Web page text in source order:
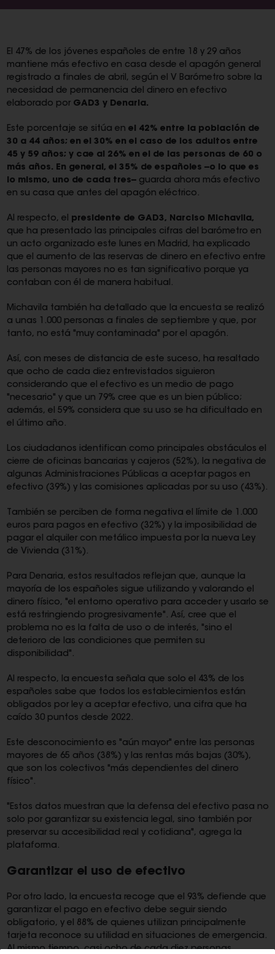
El 47% de los jóvenes españoles de entre 18 y 29 años
mantiene más efectivo en casa desde el apagón general
registrado a finales de abril, según el V Barómetro sobre la
necesidad de permanencia del dinero en efectivo
elaborado por GAD3 y Denaria.
Este porcentaje se sitúa en el 42% entre la población de
30 a 44 años; en el 30% en el caso de los adultos entre
45 y 59 años; y cae al 26% en el de las personas de 60 o
más años. En general, el 35% de españoles --o lo que es
lo mismo, uno de cada tres--guarda ahora más efectivo
en su casa que antes del apagón eléctrico.
Al respecto, el presidente de GAD3, Narciso Michavila,
que ha presentado las principales cifras del barómetro en
un acto organizado este lunes en Madrid, ha explicado
que el aumento de las reservas de dinero en efectivo entre
las personas mayores no es tan significativo porque ya
contaban con él de manera habitual.
Michavila también ha detallado que la encuesta se realizó
a unas 1.000 personas a finales de septiembre y que, por
tanto, no está "muy contaminada" por el apagón.
Así, con meses de distancia de este suceso, ha resaltado
que ocho de cada diez entrevistados siguieron
considerando que el efectivo es un medio de pago
"necesario" y que un 79% cree que es un bien público;
además, el 59% considera que su uso se ha dificultado en
el último año.
Los ciudadanos identifican como principales obstáculos el
cierre de oficinas bancarias y cajeros (52%), la negativa de
algunas Administraciones Públicas a aceptar pagos en
efectivo (39%) y las comisiones aplicadas por su uso (43%).
También se perciben de forma negativa el límite de 1.000
euros para pagos en efectivo (32%) y la imposibilidad de
pagar el alquiler con metálico impuesta por la nueva Ley
de Vivienda (31%).
Para Denaria, estos resultados reflejan que, aunque la
mayoría de los españoles sigue utilizando y valorando el
dinero físico, "el entorno operativo para acceder y usarlo se
está restringiendo progresivamente". Así, cree que el
problema no es la falta de uso o de interés, "sino el
deterioro de las condiciones que permiten su
disponibilidad".
Al respecto, la encuesta señala que solo el 43% de los
españoles sabe que todos los establecimientos están
obligados por ley a aceptar efectivo, una cifra que ha
caído 30 puntos desde 2022.
Este desconocimiento es "aún mayor" entre las personas
mayores de 65 años (38%) y las rentas más bajas (30%),
que son los colectivos "más dependientes del dinero
físico".
"Estos datos muestran que la defensa del efectivo pasa no
solo por garantizar su existencia legal, sino también por
preservar su accesibilidad real y cotidiana", agrega la
plataforma.
Garantizar el uso de efectivo
Por otro lado, la encuesta recoge que el 93% defiende que
garantizar el pago en efectivo debe seguir siendo
obligatorio, y el 88% de quienes utilizan principalmente
tarjeta reconoce su utilidad en situaciones de emergencia.
Al mismo tiempo, casi ocho de cada diez personas